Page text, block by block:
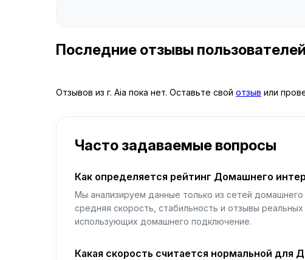
Последние отзывы пользователей
Отзывов из г. Aia пока нет. Оставьте свой отзыв или
Часто задаваемые вопросы
Как определяется рейтинг Домашнего
Мы анализируем данные только из сетей домашнего
средняя скорость, стабильность и отзывы реальных
использующих домашнего подключение.
Какая скорость считается нормальной для